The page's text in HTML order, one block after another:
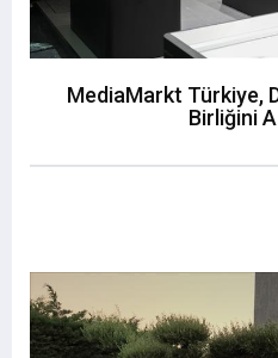
MediaMarkt Türkiye,
Birliğini